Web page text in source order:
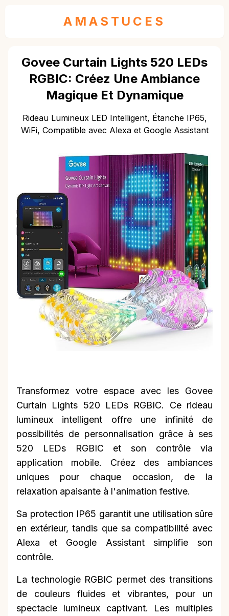
AMASTUCES
Govee Curtain Lights 520 LEDs
RGBIC: Créez Une Ambiance
Magique Et Dynamique
Rideau Lumineux LED Intelligent, Étanche IP65,
WiFi, Compatible avec Alexa et Google Assistant
Transformez votre espace avec les Govee
Curtain Lights 520 LEDs RGBIC. Ce rideau
lumineux intelligent offre une infinité de
possibilités de personnalisation grâce à ses
520 LEDs RGBIC et son contrôle via
application mobile. Créez des ambiances
uniques pour chaque occasion, de la
relaxation apaisante à l'animation festive.
Sa protection IP65 garantit une utilisation sûre
en extérieur, tandis que sa compatibilité avec
Alexa et Google Assistant simplifie son
contrôle.
La technologie RGBIC permet des transitions
de couleurs fluides et vibrantes, pour un
spectacle lumineux captivant. Les multiples